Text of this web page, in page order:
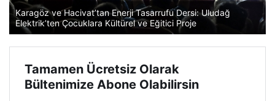
Karagöz ve Hacivat’tan Enerji Tasarrufu Dersi: Uludağ
Elektrik’ten Çocuklara Kültürel ve Eğitici Proje
Tamamen Ücretsiz Olarak
Bültenimize Abone Olabilirsin